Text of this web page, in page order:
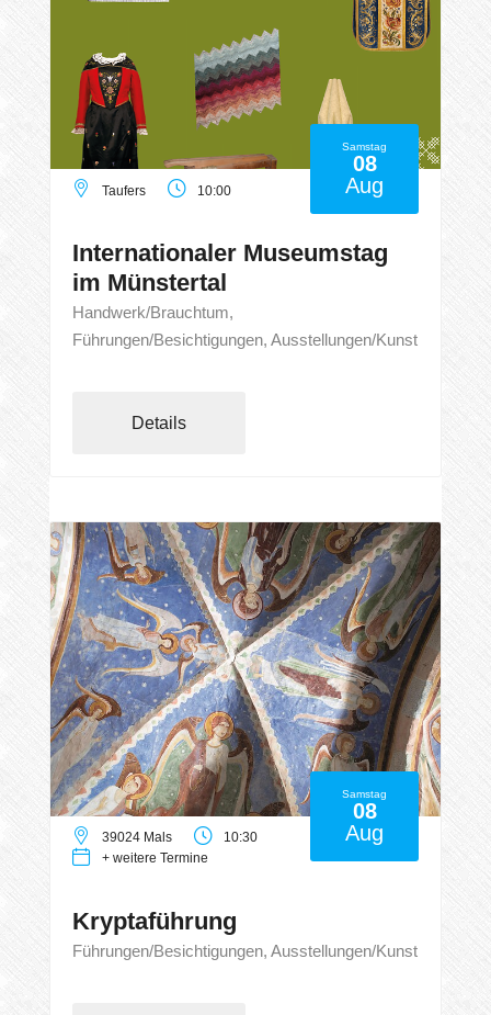
Samstag
08
Aug
Taufers 10:00
Internationaler Museumstag
im Münstertal
Handwerk/Brauchtum,
Führungen/Besichtigungen, Ausstellungen/Kunst
Details
Samstag
08
Aug
39024 Mals
10:30
+ weitere Termine
Kryptaführung
Führungen/Besichtigungen, Ausstellungen/Kunst